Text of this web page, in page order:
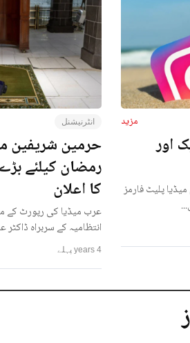
مزید
اور
پلیٹ فارمز
انٹرنیشنل
حرمین شریفین
رمضان کیلئے
کا اعلان
عرب میڈیا کی رپورٹ کے
انتظامیہ کے سربراہ
4 years پہلے